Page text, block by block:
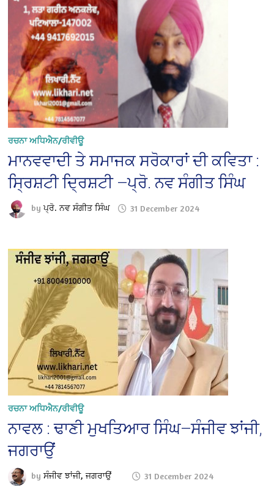
ਰਚਨਾ ਅਧਿਐਨ/ਰੀਵੀਊ
ਮਾਨਵਵਾਦੀ ਤੇ ਸਮਾਜਕ ਸਰੋਕਾਰਾਂ ਦੀ ਕਵਿਤਾ :
ਸ੍ਰਿਸ਼ਟੀ ਦ੍ਰਿਸ਼ਟੀ —ਪ੍ਰੋ. ਨਵ ਸੰਗੀਤ ਸਿੰਘ
byਪ੍ਰੋ. ਨਵ ਸੰਗੀਤ ਸਿੰਘ 31 December 2024
ਰਚਨਾ ਅਧਿਐਨ/ਰੀਵੀਊ
ਨਾਵਲ : ਢਾਣੀ ਮੁਖਤਿਆਰ ਸਿੰਘ—ਸੰਜੀਵ ਝਾਂਜੀ,
ਜਗਰਾਉਂ
byਸੰਜੀਵ ਝਾਂਜੀ, ਜਗਰਾਉਂ 31 December 2024